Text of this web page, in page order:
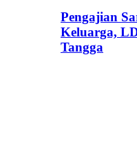
Pengajian
Keluarga,
Tangga